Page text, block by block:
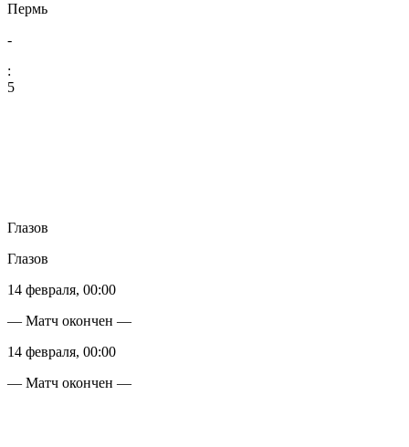
Пермь
-
:
5
Глазов
Глазов
14 февраля, 00:00
— Матч окончен —
14 февраля, 00:00
— Матч окончен —